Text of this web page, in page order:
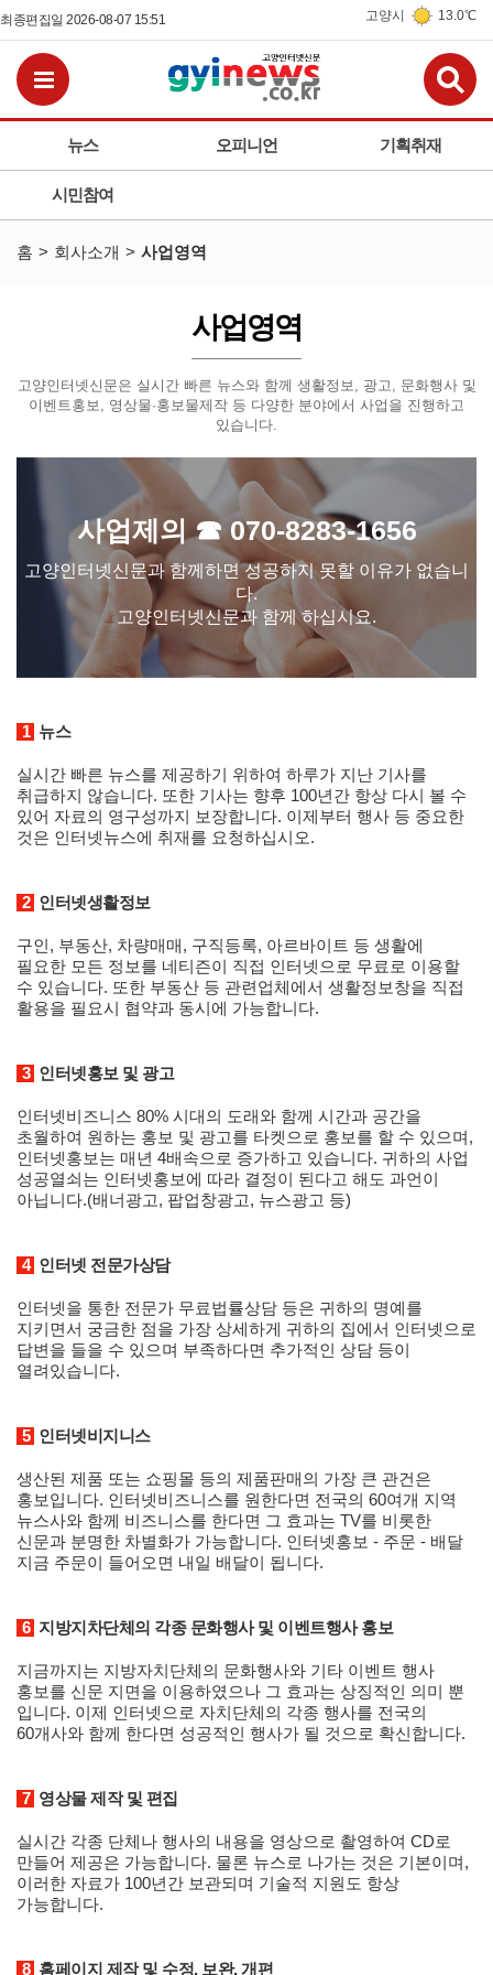
최종편집일 2026-08-07 15:51 고양시 13.0℃
뉴스 오피니언 기획취재
시민참여
홈 회사소개 사업영역
사업영역
고양인터넷신문은 실시간 빠른 뉴스와 함께 생활정보, 광고, 문화행사 및
이벤트홍보, 영상물·홍보물제작 등 다양한 분야에서 사업을 진행하고
있습니다.
사업제의 ☎ 070-8283-1656
고양인터넷신문과 함께하면 성공하지 못할 이유가 없습니
다.
고양인터넷신문과 함께 하십시요.
1 뉴스
실시간 빠른 뉴스를 제공하기 위하여 하루가 지난 기사를
취급하지 않습니다. 또한 기사는 향후 100년간 항상 다시 볼 수
있어 자료의 영구성까지 보장합니다. 이제부터 행사 등 중요한
것은 인터넷뉴스에 취재를 요청하십시오.
2 인터넷생활정보
구인, 부동산, 차량매매, 구직등록, 아르바이트 등 생활에
필요한 모든 정보를 네티즌이 직접 인터넷으로 무료로 이용할
수 있습니다. 또한 부동산 등 관련업체에서 생활정보창을 직접
활용을 필요시 협약과 동시에 가능합니다.
3 인터넷홍보 및 광고
인터넷비즈니스 80% 시대의 도래와 함께 시간과 공간을
초월하여 원하는 홍보 및 광고를 타켓으로 홍보를 할 수 있으며,
인터넷홍보는 매년 4배속으로 증가하고 있습니다. 귀하의 사업
성공열쇠는 인터넷홍보에 따라 결정이 된다고 해도 과언이
아닙니다.(배너광고, 팝업창광고, 뉴스광고 등)
4 인터넷 전문가상담
인터넷을 통한 전문가 무료법률상담 등은 귀하의 명예를
지키면서 궁금한 점을 가장 상세하게 귀하의 집에서 인터넷으로
답변을 들을 수 있으며 부족하다면 추가적인 상담 등이
열려있습니다.
5 인터넷비지니스
생산된 제품 또는 쇼핑몰 등의 제품판매의 가장 큰 관건은
홍보입니다. 인터넷비즈니스를 원한다면 전국의 60여개 지역
뉴스사와 함께 비즈니스를 한다면 그 효과는 TV를 비롯한
신문과 분명한 차별화가 가능합니다. 인터넷홍보 - 주문 - 배달
지금 주문이 들어오면 내일 배달이 됩니다.
6 지방지차단체의 각종 문화행사 및 이벤트행사 홍보
지금까지는 지방자치단체의 문화행사와 기타 이벤트 행사
홍보를 신문 지면을 이용하였으나 그 효과는 상징적인 의미 뿐
입니다. 이제 인터넷으로 자치단체의 각종 행사를 전국의
60개사와 함께 한다면 성공적인 행사가 될 것으로 확신합니다.
7 영상물 제작 및 편집
실시간 각종 단체나 행사의 내용을 영상으로 촬영하여 CD로
만들어 제공은 가능합니다. 물론 뉴스로 나가는 것은 기본이며,
이러한 자료가 100년간 보관되며 기술적 지원도 항상
가능합니다.
8 홈페이지 제작 및 수정, 보완, 개편